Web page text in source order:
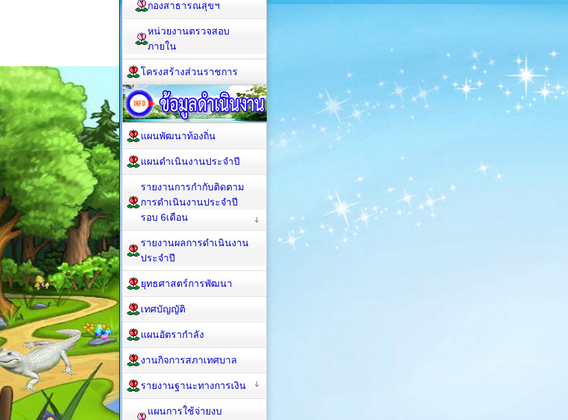
กองสาธารณสุขฯ
หน่วยงานตรวจสอบ
ภายใน
โครงสร้างส่วนราชการ
แผนพัฒนาท้องถิ่น
แผนดำเนินงานประจำปี
รายงานการกำกับติดตาม
การดำเนินงานประจำปี
รอบ 6เดือน
รายงานผลการดำเนินงาน
ประจำปี
ยุทธศาสตร์การพัฒนา
เทศบัญญัติ
แผนอัตรากำลัง
งานกิจการสภาเทศบาล
รายงานฐานะทางการเงิน
แผนการใช้จ่ายงบ